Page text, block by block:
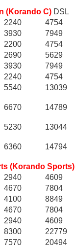
(Korando C) DSL
2240
4754
3930
7949
2200
4754
2690
5629
3930
7949
2240
4754
5540 13039
6670 14789
5230 13044
6360 14794
(Korando Sports)
2940
4609
4670
7804
4100
8849
4670
7804
2940
4609
8300
22779
7570
20494